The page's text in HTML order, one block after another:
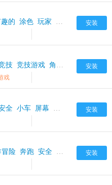
安装
的 涂色 玩家 角色 颜色
安装
技 竞技游戏 角色 超人
戏
安装
全 小车 屏幕 惊险 点击
安装
冒险 奔跑 安全 快速 收集 欢乐